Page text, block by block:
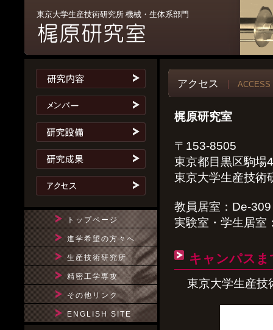
東京大学生産技術研究所 機械・生体系部門
アクセス ACCESS
梶原研究室
〒153-8505
東京都目黒区駒
東京大学生産技
教員居室：De-
実験室・学生居
キャンパス
東京大学生産技
トップページ
進学希望の方々へ
生産技術研究所
精密工学専攻
その他リンク
ENGLISH SITE